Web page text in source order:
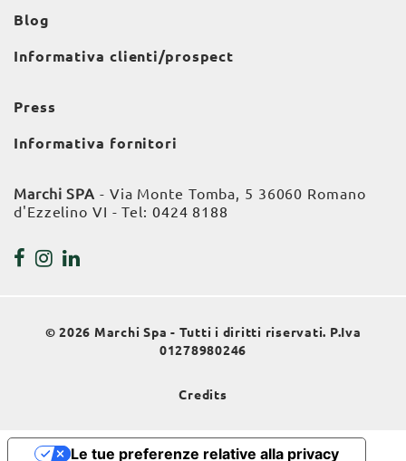
Blog
Informativa clienti/prospect
Press
Informativa fornitori
Marchi SPA - Via Monte Tomba, 5 36060 Romano
d'Ezzelino VI - Tel: 0424 8188
© 2026 Marchi Spa - Tutti i diritti riservati. P.Iva
01278980246
Credits
Le tue preferenze relative alla privacy